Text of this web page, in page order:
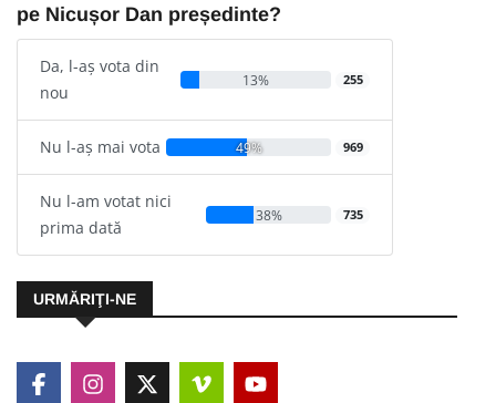
pe Nicușor Dan președinte?
Da, l-aș vota din
nou
13% 255
Nu l-aș mai vota 49% 969
Nu l-am votat nici
prima dată
38% 735
URMĂRIŢI-NE